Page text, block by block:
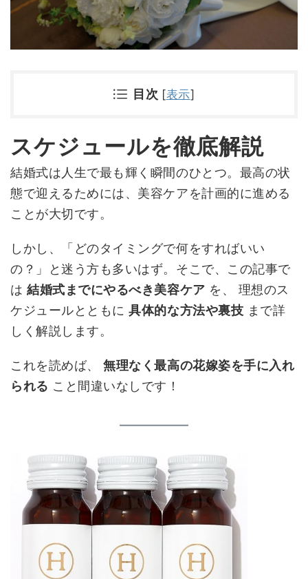
目次 [表示]
スケジュールを徹底解説
結婚式は人生で最も輝く瞬間のひとつ。最高の状
態で迎えるためには、美容ケアを計画的に進める
ことが大切です。
しかし、「どのタイミングで何をすればいい
の？」と迷う方も多いはず。そこで、この記事で
は結婚式までにやるべき美容ケア を、 理想のス
ケジュールとともに具体的な方法や裏技 まで詳
しく解説します。
これを読めば、無理なく最高の花嫁姿を手に入れ
られる こと間違いなしです！